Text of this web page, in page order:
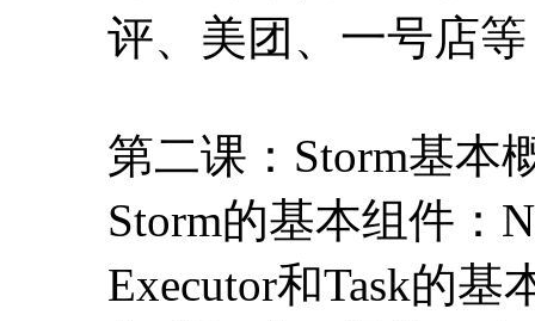
评、美团、一号店等
第二课：Storm基本
Storm的基本组件：
Executor和Task的基